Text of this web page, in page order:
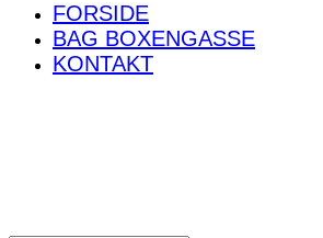
FORSIDE
BAG BOXENGASSE
KONTAKT